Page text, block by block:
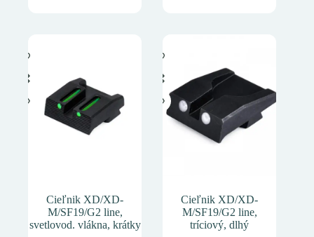
Cieľnik XD/XD-
M/SF19/G2 line,
svetlovod. vlákna, krátky
Cieľnik XD/XD-
M/SF19/G2 line,
tríciový, dlhý